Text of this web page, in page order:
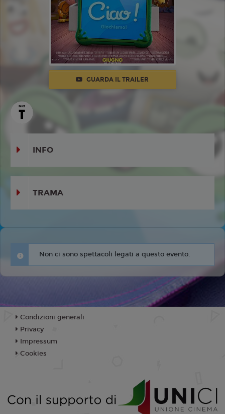
GUARDA IL TRAILER
INFO
TRAMA
Non ci sono spettacoli legati a questo evento.
Condizioni generali
Privacy
Impressum
Cookies